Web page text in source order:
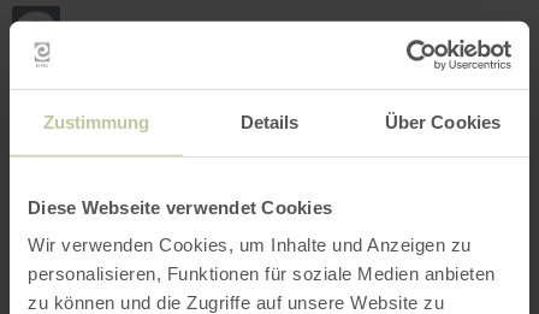
Zustimmung Details Über Cookies
Diese Webseite verwendet Cookies
Wir verwenden Cookies, um Inhalte und Anzeigen zu
personalisieren, Funktionen für soziale Medien anbieten
zu können und die Zugriffe auf unsere Website zu
INTERACTIVE MAP
my
Open filter